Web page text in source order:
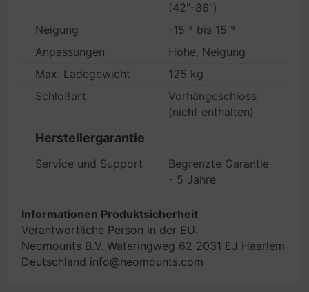
(42"-86")
Neigung
-15 ° bis 15 °
Anpassungen
Höhe, Neigung
Max. Ladegewicht
125 kg
Schloßart
Vorhängeschloss
(nicht enthalten)
Herstellergarantie
Service und Support
Begrenzte Garantie
- 5 Jahre
Informationen Produktsicherheit
Verantwortliche Person in der EU:
Neomounts B.V. Wateringweg 62 2031 EJ Haarlem
Deutschland info@neomounts.com